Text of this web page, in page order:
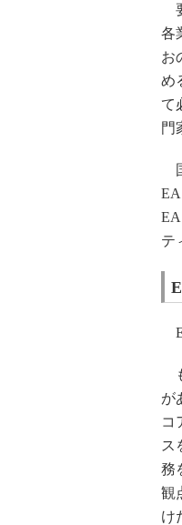
各
お
め
て
門
テ
が
コ
ス
務
観
け